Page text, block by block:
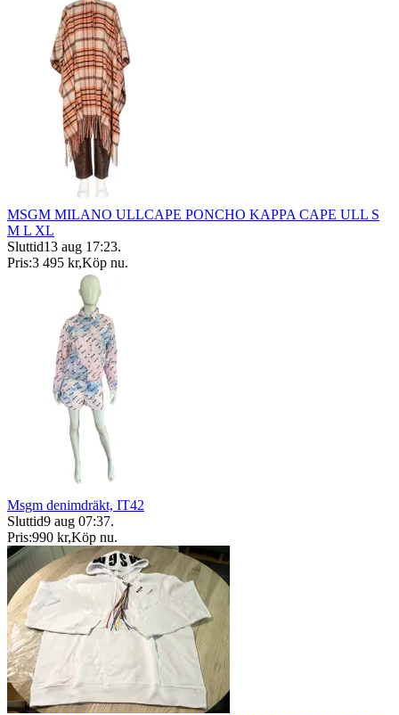
MSGM MILANO ULLCAPE PONCHO KAPPA CAPE ULL S
M L XL
Sluttid13 aug 17:23.
Pris:3 495 kr,Köp nu.
Msgm denimdräkt, IT42
Sluttid9 aug 07:37.
Pris:990 kr,Köp nu.